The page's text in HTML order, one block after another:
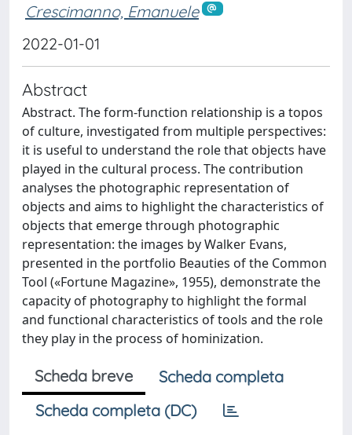
Crescimanno, Emanuele
2022-01-01
Abstract
Abstract. The form-function relationship is a topos
of culture, investigated from multiple perspectives:
it is useful to understand the role that objects have
played in the cultural process. The contribution
analyses the photographic representation of
objects and aims to highlight the characteristics of
objects that emerge through photographic
representation: the images by Walker Evans,
presented in the portfolio Beauties of the Common
Tool («Fortune Magazine», 1955), demonstrate the
capacity of photography to highlight the formal
and functional characteristics of tools and the role
they play in the process of hominization.
Scheda breve
Scheda completa
Scheda completa (DC)